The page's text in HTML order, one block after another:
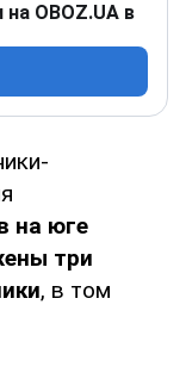
OBOZ.UA в
на юге
три
, в том